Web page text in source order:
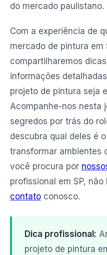
do mercado paulistano.
Com a experiência de
mercado de pintura em
compartilharemos
informações
projeto de pintura seja
Acompanhe-nos nesta
segredos por trás do
descubra qual deles é
transformar ambientes
você procura por
profissional em SP, não
contato conosco.
Dica profissional:
projeto de pintura